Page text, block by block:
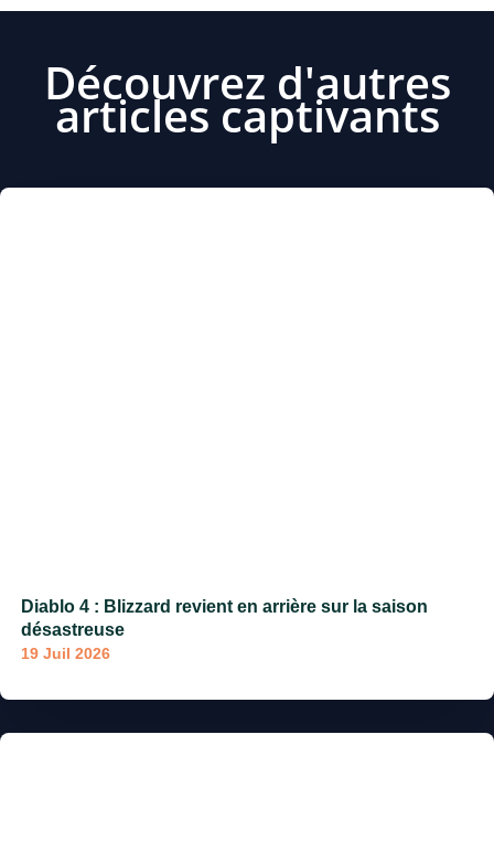
Découvrez d'autres
articles captivants
Diablo 4 : Blizzard revient en arrière sur la saison
désastreuse
19 Juil 2026